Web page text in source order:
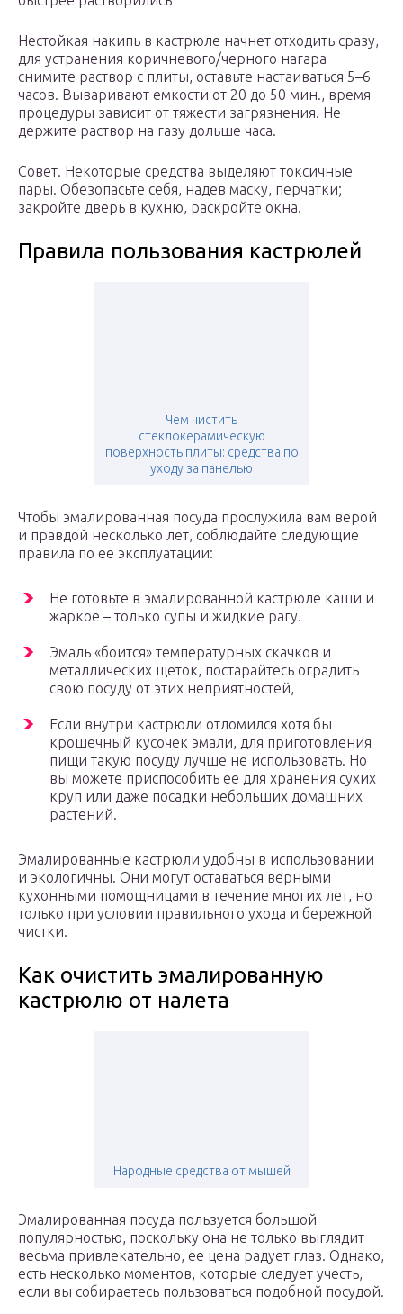
Нестойкая накипь в кастрюле начнет отходить сразу,
для устранения коричневого/черного нагара
снимите раствор с плиты, оставьте настаиваться 5–6
часов. Вываривают емкости от 20 до 50 мин., время
процедуры зависит от тяжести загрязнения. Не
держите раствор на газу дольше часа.
Совет. Некоторые средства выделяют токсичные
пары. Обезопасьте себя, надев маску, перчатки;
закройте дверь в кухню, раскройте окна.
Правила пользования кастрюлей
Чем чистить
стеклокерамическую
поверхность плиты: средства по
уходу за панелью
Чтобы эмалированная посуда прослужила вам верой
и правдой несколько лет, соблюдайте следующие
правила по ее эксплуатации:
Не готовьте в эмалированной кастрюле каши и
жаркое – только супы и жидкие рагу.
Эмаль «боится» температурных скачков и
металлических щеток, постарайтесь оградить
свою посуду от этих неприятностей,
Если внутри кастрюли отломился хотя бы
крошечный кусочек эмали, для приготовления
пищи такую посуду лучше не использовать. Но
вы можете приспособить ее для хранения сухих
круп или даже посадки небольших домашних
растений.
Эмалированные кастрюли удобны в использовании
и экологичны. Они могут оставаться верными
кухонными помощницами в течение многих лет, но
только при условии правильного ухода и бережной
чистки.
Как очистить эмалированную
кастрюлю от налета
Народные средства от мышей
Эмалированная посуда пользуется большой
популярностью, поскольку она не только выглядит
весьма привлекательно, ее цена радует глаз. Однако,
есть несколько моментов, которые следует учесть,
если вы собираетесь пользоваться подобной посудой.